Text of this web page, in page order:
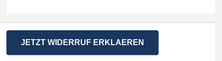
JETZT WIDERRUF ERKLAEREN